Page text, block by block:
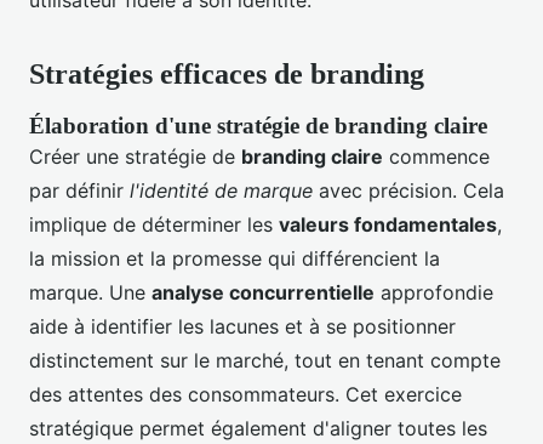
Stratégies efficaces de branding
Élaboration d'une stratégie de branding claire
Créer une stratégie de branding claire commence
par définir l'identité de marque avec précision. Cela
implique de déterminer les valeurs fondamentales,
la mission et la promesse qui différencient la
marque. Une analyse concurrentielle approfondie
aide à identifier les lacunes et à se positionner
distinctement sur le marché, tout en tenant compte
des attentes des consommateurs. Cet exercice
stratégique permet également d'aligner toutes les